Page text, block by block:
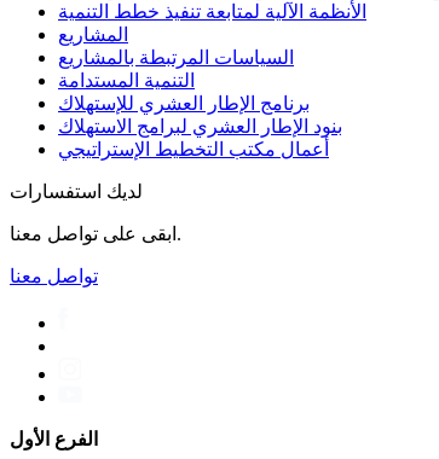
الأنظمة الآلية لمتابعة تنفيذ خطط التنمية
المشاريع
السياسات المرتبطة بالمشاريع
التنمية المستدامة
برنامج الإطار العشري للإستهلاك
بنود الإطار العشري لبرامج الاستهلاك
أعمال مكتب التخطیط الإستراتیجي
لديك استفسارات
ابقى على تواصل معنا.
تواصل معنا
الفرع الأول